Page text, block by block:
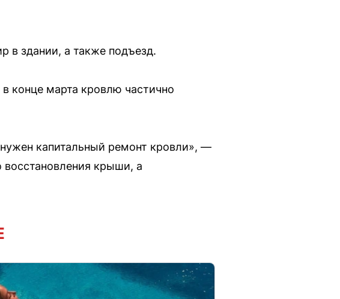
в здании, а также подъезд.
конце марта кровлю частично
капитальный ремонт кровли», —
восстановления крыши, а